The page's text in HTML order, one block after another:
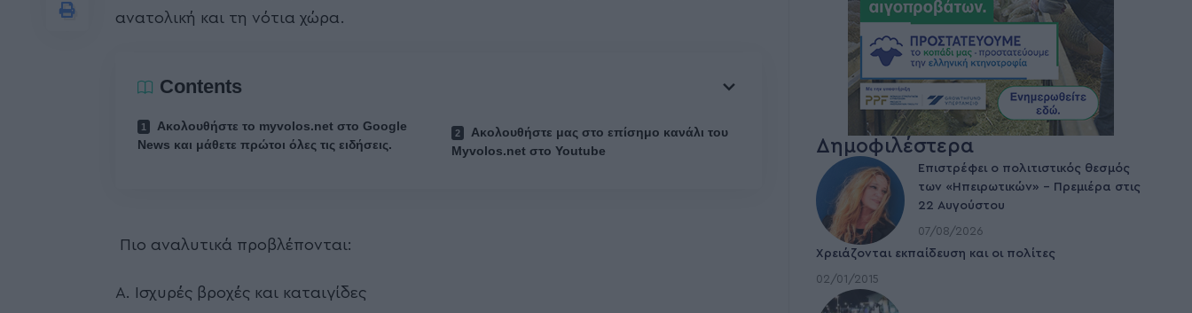
ανατολική και τη νότια χώρα.
Contents
Ακολουθήστε το myvolos.net στο Google
News και μάθετε πρώτοι όλες τις ειδήσεις.
Ακολουθήστε μας στο επίσημο κανάλι του
Myvolos.net στο Youtube
Πιο αναλυτικά προβλέπονται:
Α. Ισχυρές βροχές και καταιγίδες
Δημοφιλέστερα
Επιστρέφει ο πολιτιστικός θεσμός
των «Ηπειρωτικών» – Πρεμιέρα στις
22 Αυγούστου
07/08/2026
Χρειάζονται εκπαίδευση και οι πολίτες
02/01/2015